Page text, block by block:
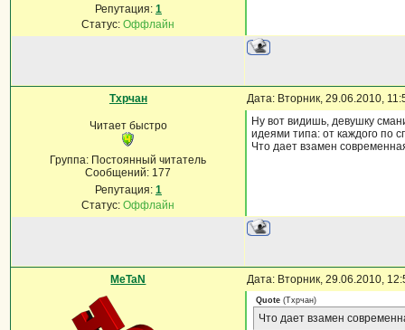
Репутация: 1
Статус:Оффлайн
Тхрчан Дата: Вторник, 29.06.2010,
Читает быстро
Группа: Постоянный читатель
Сообщений: 177
Репутация: 1
Статус:Оффлайн
Ну вот видишь, девушку
идеями типа: от каждого по
Что дает взамен
MeTaN Дата: Вторник, 29.06.2010,
Quote (Тхрчан)
Что дает взамен